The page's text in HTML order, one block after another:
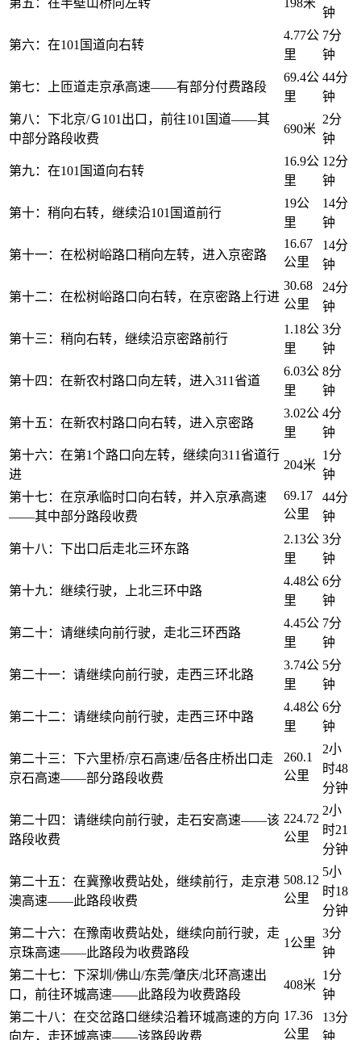
钟
第六：在101国道向右转
4.77公
里
7分
钟
第七：上匝道走京承高速——有部分付费路段
69.4公
里
44分
钟
第八：下北京/Ｇ101出口，前往101国道——其
中部分路段收费
690米
2分
钟
第九：在101国道向右转
16.9公
里
12分
钟
第十：稍向右转，继续沿101国道前行
19公
里
14分
钟
第十一：在松树峪路口稍向左转，进入京密路
16.67
公里
14分
钟
第十二：在松树峪路口向右转，在京密路上行进
30.68
公里
24分
钟
第十三：稍向右转，继续沿京密路前行
1.18公
里
3分
钟
第十四：在新农村路口向左转，进入311省道
6.03公
里
8分
钟
第十五：在新农村路口向右转，进入京密路
3.02公
里
4分
钟
第十六：在第1个路口向左转，继续向311省道行
进
204米
1分
钟
第十七：在京承临时口向右转，并入京承高速
——其中部分路段收费
69.17
公里
44分
钟
第十八：下出口后走北三环东路
2.13公
里
3分
钟
第十九：继续行驶，上北三环中路
4.48公
里
6分
钟
第二十：请继续向前行驶，走北三环西路
4.45公
里
7分
钟
第二十一：请继续向前行驶，走西三环北路
3.74公
里
5分
钟
第二十二：请继续向前行驶，走西三环中路
4.48公
里
6分
钟
第二十三：下六里桥/京石高速/岳各庄桥出口走
京石高速——部分路段收费
260.1
公里
2小
时48
分钟
第二十四：请继续向前行驶，走石安高速——该
路段收费
224.72
公里
2小
时21
分钟
第二十五：在冀豫收费站处，继续前行，走京港
澳高速——此路段收费
508.12
公里
5小
时18
分钟
第二十六：在豫南收费站处，继续向前行驶，走
京珠高速——此路段为收费路段
1公里
3分
钟
第二十七：下深圳/佛山/东莞/肇庆/北环高速出
口，前往环城高速——此路段为收费路段
408米
1分
钟
第二十八：在交岔路口继续沿着环城高速的方向
向左，走环城高速——该路段收费
17.36
公里
13分
钟